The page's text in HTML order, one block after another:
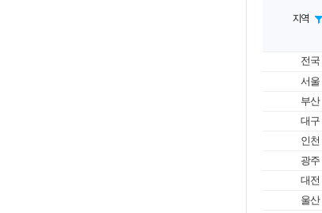
지역
전국
서울
부산
대구
인천
광주
대전
울산